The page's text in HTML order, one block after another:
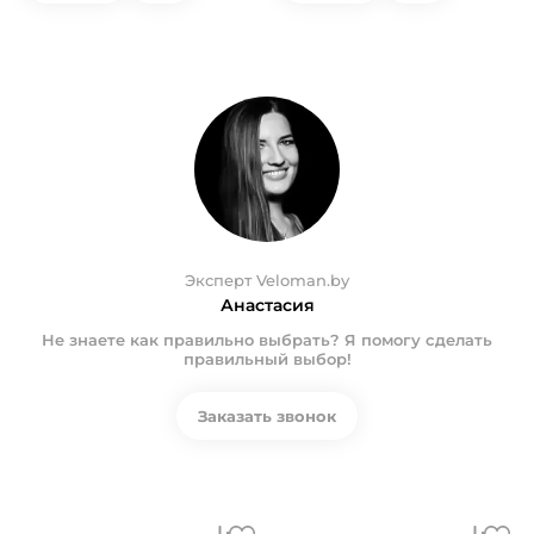
Эксперт Veloman.by
Анастасия
Не знаете как правильно выбрать? Я помогу сделать
правильный выбор!
Заказать звонок